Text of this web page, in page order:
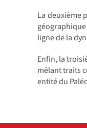
La deuxième
ligne de la
Enfin, la
mêlant traits
entité du